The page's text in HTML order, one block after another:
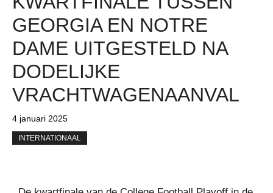
GEORGIA EN NOTRE
DAME UITGESTELD NA
DODELIJKE
VRACHTWAGENAANVAL
4 januari 2025
INTERNATIONAAL